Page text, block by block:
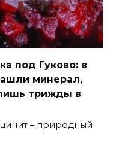
под Гуково: в
минерал,
трижды в
– природный